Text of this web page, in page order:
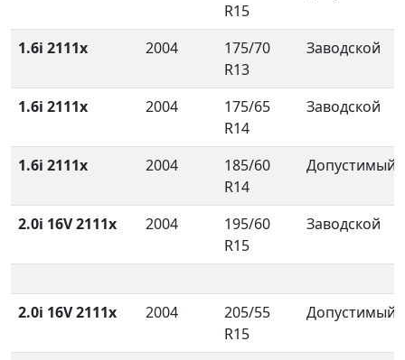
R15
1.6i 2111x 2004
175/70
R13
Заводской
1.6i 2111x 2004
175/65
R14
Заводской
1.6i 2111x 2004
185/60
R14
Допустимый
2.0i 16V 2111x 2004
195/60
R15
Заводской
2.0i 16V 2111x 2004
205/55
R15
Допустимый